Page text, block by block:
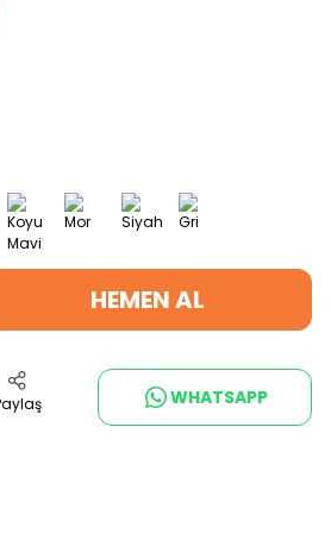
HEMEN AL
WHATSAPP